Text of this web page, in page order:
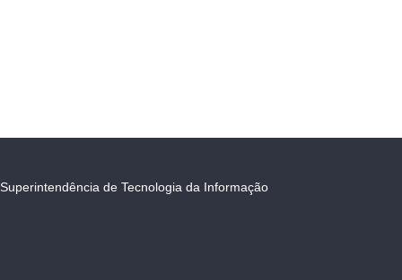
Superintendência de Tecnologia da Informação